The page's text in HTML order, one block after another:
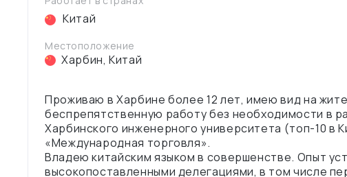
Китай
Местоположение
Харбин,Китай
Проживаю в Харбине более 12 лет, имею вид на
беспрепятственную работу без необходимости в
Харбинского инженерного университета (топ-10 в
«Международная торговля».
Владею китайским языком в совершенстве. Опыт
высокопоставленными делегациями, в том числе